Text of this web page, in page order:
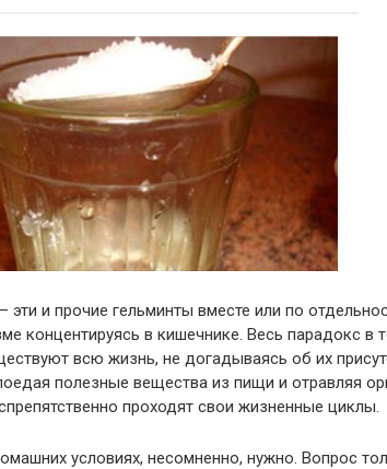
и прочие гельминты вместе или по
концентируясь в кишечнике. Весь парадокс в
всю жизнь, не догадываясь об их
полезные вещества из пищи и отравляя
проходят свои жизненные циклы.
условиях, несомненно, нужно. Вопрос